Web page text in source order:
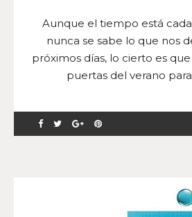
Aunque el tiempo está
nunca se sabe lo que nos
próximos días, lo cierto es
puertas del verano